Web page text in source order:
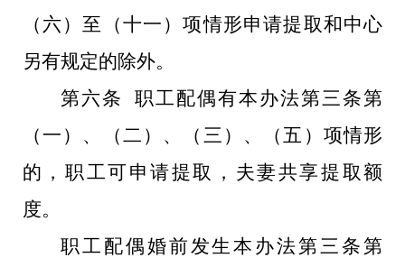
（六）至（十一）项情形申请提取和中心
另有规定的除外。
第六条 职工配偶有本办法第三条第
（一）、（二）、（三）、（五）项情形
的，职工可申请提取，夫妻共享提取额
度。
职工配偶婚前发生本办法第三条第